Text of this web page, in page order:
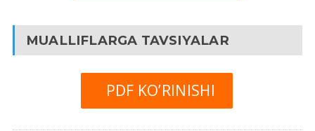
MUALLIFLARGA TAVSIYALAR
PDF KO’RINISHI